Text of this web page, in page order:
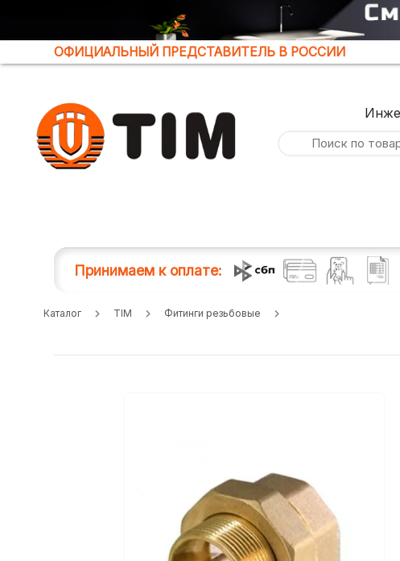
ОФИЦИАЛЬНЫЙ ПРЕДСТАВИТЕЛЬ В РОССИИ
Принимаем к оплате:
Каталог TIM Фитинги резьбовые